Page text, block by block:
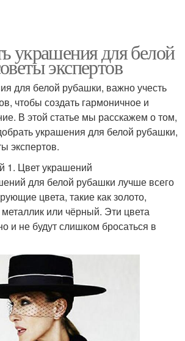
украшения для белой
экспертов
для белой рубашки, важно учесть
чтобы создать гармоничное и
В этой статье мы расскажем о том,
украшения для белой рубашки,
экспертов.
1. Цвет украшений
для белой рубашки лучше всего
цвета, такие как золото,
или чёрный. Эти цвета
и не будут слишком бросаться в